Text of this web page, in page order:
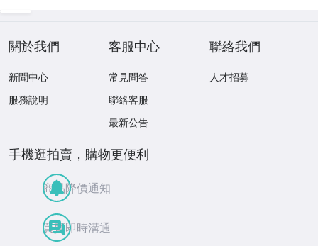
關於我們
新聞中心
服務說明
客服中心
常見問答
聯絡客服
最新公告
聯絡我們
人才招募
手機逛拍賣，購物更便利
商品降價通知
買賣即時溝通